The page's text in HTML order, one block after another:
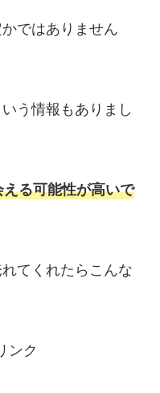
ではありません
う情報もありまし
る可能性が高いで
てくれたらこんな
ンク